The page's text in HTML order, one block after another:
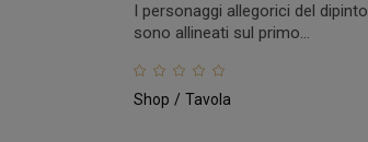
I personaggi allegorici del dipinto
sono allineati sul primo...
Shop Tavola